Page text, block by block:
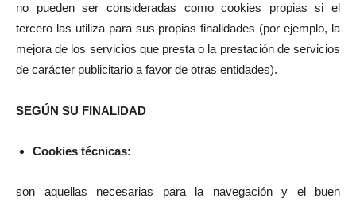
no pueden ser consideradas como cookies propias si el
tercero las utiliza para sus propias finalidades (por ejemplo, la
mejora de los servicios que presta o la prestación de servicios
de carácter publicitario a favor de otras entidades).
SEGÚN SU FINALIDAD
Cookies técnicas:
son aquellas necesarias para la navegación y el buen